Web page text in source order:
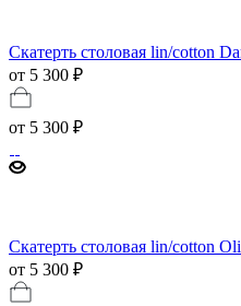
Скатерть столовая lin/cotton
от 5 300 ₽
от 5 300 ₽
Скатерть столовая lin/cotton
от 5 300 ₽